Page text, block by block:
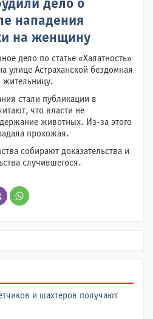
дело о
нападения
на женщину
дело по статье «Халатность»
улице Астраханской бездомная
жительницу.
стали публикации в
что власти не
животных. Из-за этого
прохожая.
собирают доказательства и
случившегося.
и шахтеров получают